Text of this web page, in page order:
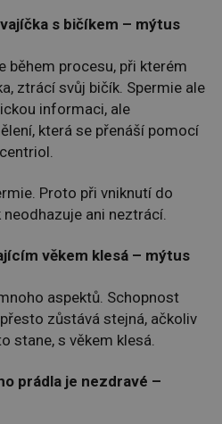
s bičíkem – mýtus
během procesu, při kterém
ztrácí svůj bičík. Spermie ale
informaci, ale
která se přenáší pomocí
Proto při vniknutí do
ani neztrácí.
věkem klesá – mýtus
aspektů. Schopnost
zůstává stejná, ačkoliv
stane, s věkem klesá.
prádla je nezdravé –